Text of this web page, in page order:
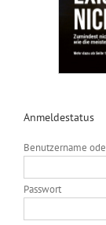
Anmeldestatus
Benutzername
Passwort